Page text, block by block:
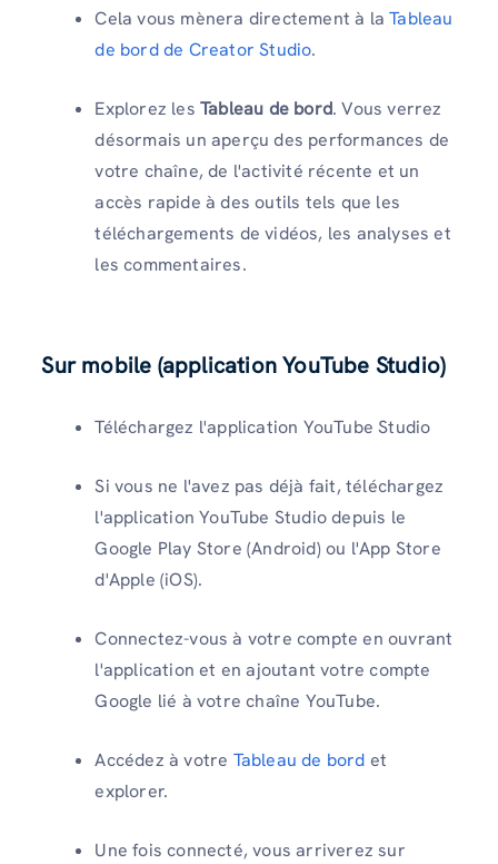
Cela vous mènera directement à laTableau
de bord de Creator Studio.
Explorez les Tableau de bord. Vous verrez
désormais un aperçu des performances de
votre chaîne, de l'activité récente et un
accès rapide à des outils tels que les
téléchargements de vidéos, les analyses et
les commentaires.
Sur mobile (application YouTube Studio)
Téléchargez l'application YouTube Studio
Si vous ne l'avez pas déjà fait, téléchargez
l'application YouTube Studio depuis le
Google Play Store (Android) ou l'App Store
d'Apple (iOS).
Connectez-vous à votre compte en ouvrant
l'application et en ajoutant votre compte
Google lié à votre chaîne YouTube.
Accédez à votre Tableau de bord et
explorer.
Une fois connecté, vous arriverez sur